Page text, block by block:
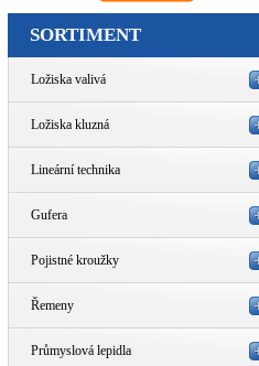
SORTIMENT
Ložiska valivá
Ložiska kluzná
Lineární technika
Gufera
Pojistné kroužky
Řemeny
Průmyslová lepidla